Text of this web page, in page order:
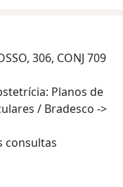
306, CONJ 709
Planos de
/ Bradesco ->